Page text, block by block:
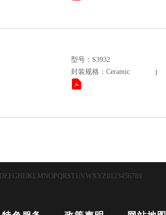
型号：S3932
封装规格：Ceramic
1
D E FG H K M N O PQ RSTUVWX YZ0 23456789